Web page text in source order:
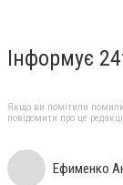
Інформує
Якщо ви помітили
повідомити про це
Ефименко